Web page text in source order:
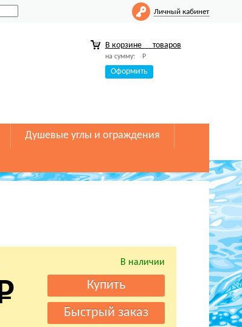
Личный кабинет
В корзине товаров
на сумму: Р
Оформить
Душевые углы и ограждения
В наличии